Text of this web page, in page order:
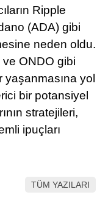
LinkedIn
Telegram
Ripple
(ADA) gibi
neden oldu.
ve ONDO gibi
yaşanmasına yol
bir potansiyel
stratejileri,
ipuçları
TÜM YAZILARI